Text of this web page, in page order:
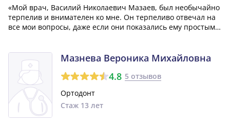
«Мой врач, Василий Николаевич Мазаев, был необычайно
терпелив и внимателен ко мне. Он терпеливо отвечал на
все мои вопросы, даже если они показались ему простыми
стороны. Сначала я прекрасно...»
Мазнева Вероника Михайловна
4.8 5 отзывов
Ортодонт
Стаж 13 лет